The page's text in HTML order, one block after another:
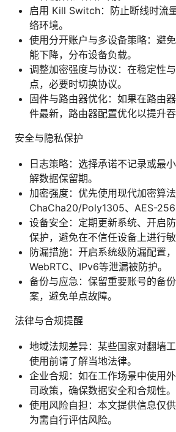
启用 Kill Switch：防止断线时流
络环境。
使用分开账户与多设备策略：避
能下降，分布设备负载。
调整加密强度与协议：在稳定性
点，必要时切换协议。
固件与路由器优化：如果在路由
件最新，路由器配置优化以提升吞
安全与隐私保护
日志策略：选择承诺不记录或最
解数据保留期。
加密强度：优先使用现代加密算
ChaCha20/Poly1305、AES-
设备安全：定期更新系统、开启
保护，避免在不信任设备上进行敏
防漏措施：开启系统级防漏配置，
WebRTC、IPv6等泄漏被防护。
备份与应急：保留重要账号的备
案，避免单点故障。
法律与合规提醒
地域法规差异：某些国家对翻墙工
使用前请了解当地法律。
企业合规：如在工作场景中使用
司政策，确保数据安全和合规性。
使用风险自担：本文提供信息仅
为需自行评估风险。